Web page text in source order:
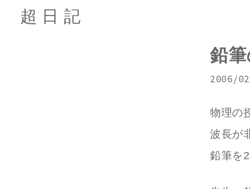
超日記
鉛筆
2006/
物理の
波長が
鉛筆を